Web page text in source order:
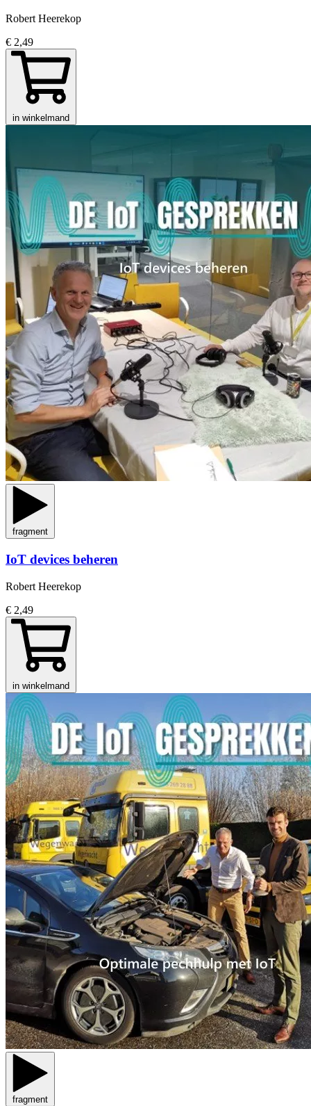
Robert Heerekop
€ 2,49
in winkelmand
fragment
IoT devices beheren
Robert Heerekop
€ 2,49
in winkelmand
fragment